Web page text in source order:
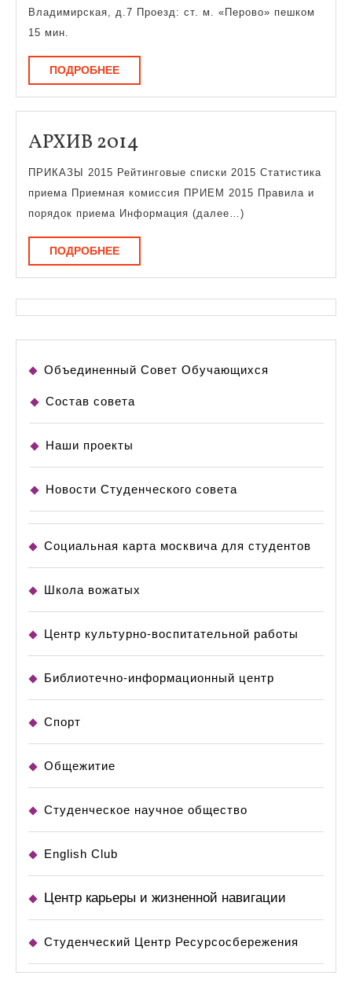
Владимирская, д.7 Проезд: ст. м. «Перово» пешком
15 мин.
ПОДРОБНЕЕПОДРОБНЕЕ
АРХИВ 2014
2014
ПРИКАЗЫ 2015 Рейтинговые списки 2015 Статистика
приема Приемная комиссия ПРИЕМ 2015 Правила и
порядок приема Информация (далее…)
ПОДРОБНЕЕПОДРОБНЕЕ
Объединенный Совет Обучающихся
Состав совета
Наши проекты
Новости Студенческого совета
Социальная карта москвича для студентов
Школа вожатых
Центр культурно-воспитательной работы
Библиотечно-информационный центр
Спорт
Общежитие
Студенческое научное общество
English Club
Центр карьеры и жизненной навигации
Студенческий Центр Ресурсосбережения